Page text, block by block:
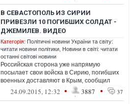
В СЕВАСТОПОЛЬ ИЗ СИРИИ
ПРИВЕЗЛИ 10 ПОГИБШИХ СОЛДАТ -
ДЖЕМИЛЕВ. ВИДЕО
Категорія: Політичні новини України та світу:
читати новини політики Новини в світі: читати
останні світові новини
Российская сторона уже напрямую
посылает свои войска в Сирию, погибших
военных доставляют в Крым, сообщил
лидер крымских татар Мустафа Джемилев,
24.09.2015, 12:32 • 3887 • 37